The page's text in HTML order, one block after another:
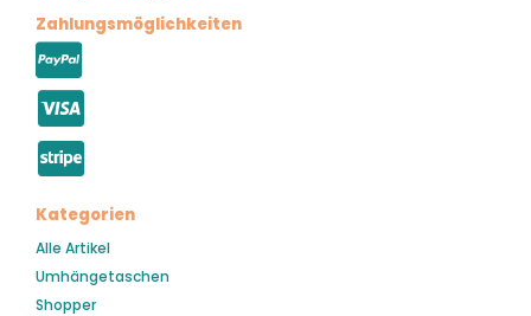
Zahlungsmöglichkeiten
Kategorien
Alle Artikel
Umhängetaschen
Shopper